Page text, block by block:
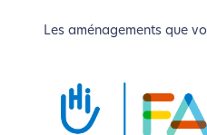
Les aménagements que